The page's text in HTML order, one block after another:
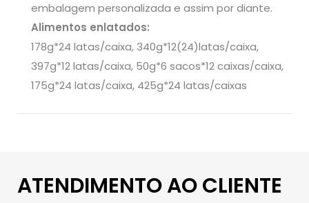
embalagem personalizada e assim por diante.
Alimentos enlatados:
178g*24 latas/caixa, 340g*12(24)latas/caixa,
397g*12 latas/caixa, 50g*6 sacos*12 caixas/caixa,
175g*24 latas/caixa, 425g*24 latas/caixas
ATENDIMENTO AO CLIENTE